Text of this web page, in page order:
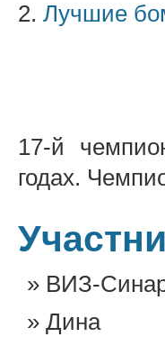
2. Лучшие
17-й
годах.
ВИЗ-
Дина